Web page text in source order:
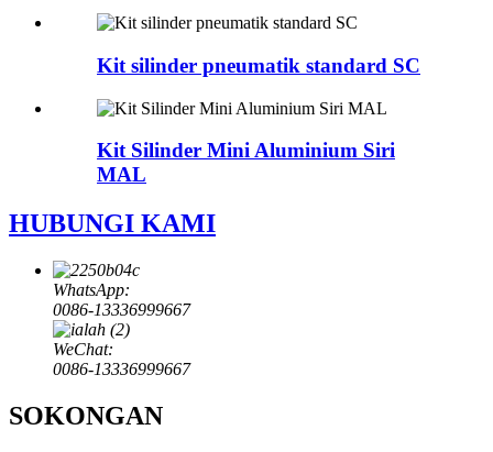
Kit silinder pneumatik standard SC
Kit Silinder Mini Aluminium Siri
MAL
HUBUNGI KAMI
WhatsApp:
0086-13336999667
WeChat:
0086-13336999667
SOKONGAN